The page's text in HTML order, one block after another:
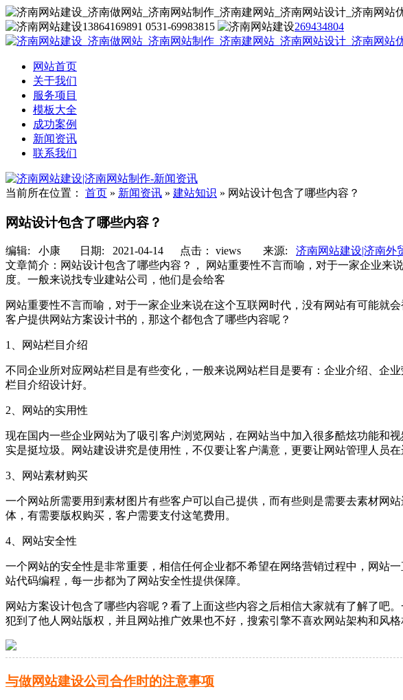
13864169891 0531-69983815 269434804
网站首页
关于我们
服务项目
模板大全
成功案例
新闻资讯
联系我们
当前所在位置： 首页 » 新闻资讯 » 建站知识 » 网站设计包含了哪些内容？
网站设计包含了哪些内容？
编辑: 小康 日期: 2021-04-14 点击： views 来源: 济南网站建设|济南外
文章简介： 网站设计包含了哪些内容？， 网站重要性不言而喻，对于一家企业
度。一般来说找专业建站公司，他们是会给客
网站重要性不言而喻，对于一家企业来说在这个互联网时代，没有网站有可能就
客户提供网站方案设计书的，那这个都包含了哪些内容呢？
1、网站栏目介绍
不同企业所对应网站栏目是有些变化，一般来说网站栏目是要有：企业介绍、企
栏目介绍设计好。
2、网站的实用性
现在国内一些企业网站为了吸引客户浏览网站，在网站当中加入很多酷炫功能和
实是挺垃圾。网站建设讲究是使用性，不仅要让客户满意，更要让网站管理人员在
3、网站素材购买
一个网站所需要用到素材图片有些客户可以自己提供，而有些则是需要去素材网
体，有需要版权购买，客户需要支付这笔费用。
4、网站安全性
一个网站的安全性是非常重要，相信任何企业都不希望在网络营销过程中，网站
站代码编程，每一步都为了网站安全性提供保障。
网站方案设计包含了哪些内容呢？看了上面这些内容之后相信大家就有了解了吧
犯到了他人网站版权，并且网站推广效果也不好，搜索引擎不喜欢网站架构和风格
与做网站建设公司合作时的注意事项